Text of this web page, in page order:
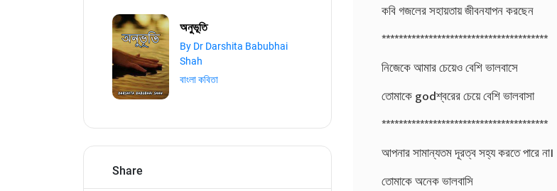
অনুভূতি
By Dr Darshita Babubhai
Shah
বাংলা কবিতা
Share
কবি গজলের সহায়তায় জীবনযাপন করছেন
***************************************
নিজেকে আমার চেয়েও বেশি ভালবাসে
তোমাকে godশ্বরের চেয়ে বেশি ভালবাসা
***************************************
আপনার সামান্যতম দূরত্ব সহ্য করতে পারে না।
তোমাকে অনেক ভালবাসি